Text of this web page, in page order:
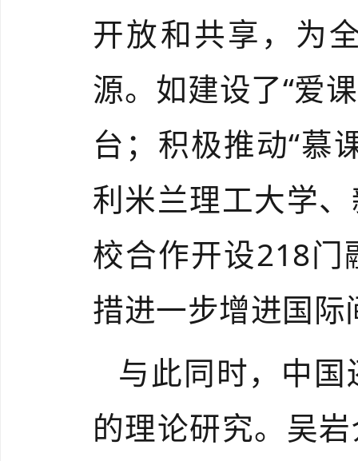
开放和共享，为
源。如建设了“爱
台；积极推动“慕
利米兰理工大学
校合作开设218
措进一步增进国
与此同时，中
的理论研究。吴